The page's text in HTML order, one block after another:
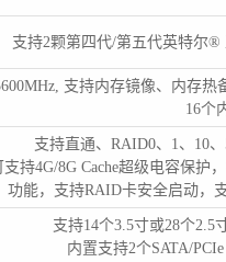
支持2颗第四代/第五代英特尔
支持内存镜像、内存
16个
支持直通、RAID0、1、10
持4G/8G Cache超级电容保
功能，支持RAID卡安全启动，
支持14个3.5寸或28个2.5
内置支持2个SATA/